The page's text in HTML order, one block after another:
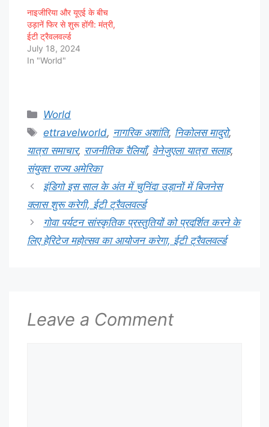
नाइजीरिया और यूएई के बीच
उड़ानें फिर से शुरू होंगी: मंत्री,
ईटी ट्रैवलवर्ल्ड
July 18, 2024
In "World"
Categories
World
Tags
ettravelworld, नागरिक अशांति, निकोलस मादुरो,
यात्रा समाचार, राजनीतिक रैलियाँ, वेनेजुएला यात्रा सलाह,
संयुक्त राज्य अमेरिका
इंडिगो इस साल के अंत में चुनिंदा उड़ानों में बिजनेस
क्लास शुरू करेगी, ईटी ट्रैवलवर्ल्ड
गोवा पर्यटन सांस्कृतिक प्रस्तुतियों को प्रदर्शित करने के
लिए हेरिटेज महोत्सव का आयोजन करेगा, ईटी ट्रैवलवर्ल्ड
Leave a Comment